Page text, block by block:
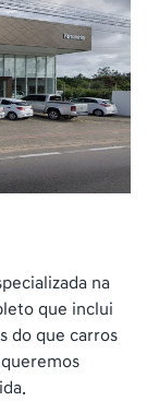
na
que inclui
do que carros